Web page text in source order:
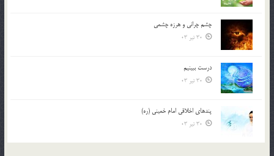
چشم ‏چرانى و هرزه‏ چشمى
30 تیر 03
درست ببينيم
30 تیر 03
پندهاي اخلاقي امام خميني (ره)
30 تیر 03